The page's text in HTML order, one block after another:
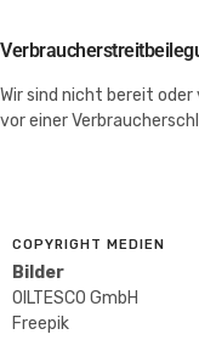
Wir sind nicht bereit
vor einer
COPYRIGHT MEDIEN
Bilder
OILTESCO GmbH
Freepik